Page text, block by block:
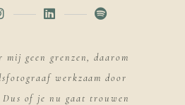
geen grenzen, daarom
werkzaam door
Dus of je nu gaat trouwen